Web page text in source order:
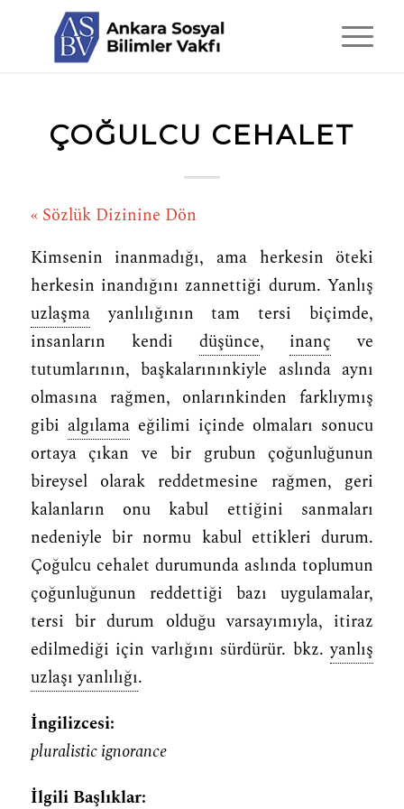
ÇOĞULCU CEHALET
« Sözlük Dizinine Dön
Kimsenin inanmadığı, ama herkesin öteki
herkesin inandığını zannettiği durum. Yanlış
uzlaşmayanlılığının tam tersi biçimde,
insanların kendi düşünce, inanç ve
tutumlarının, başkalarınınkiyle aslında aynı
olmasına rağmen, onlarınkinden farklıymış
gibi algılamaeğilimi içinde olmaları sonucu
ortaya çıkan ve bir grubun çoğunluğunun
bireysel olarak reddetmesine rağmen, geri
kalanların onu kabul ettiğini sanmaları
nedeniyle bir normu kabul ettikleri durum.
Çoğulcu cehalet durumunda aslında toplumun
çoğunluğunun reddettiği bazı uygulamalar,
tersi bir durum olduğu varsayımıyla, itiraz
edilmediği için varlığını sürdürür. bkz.yanlış
uzlaşı yanlılığı.
İngilizcesi:
pluralistic ignorance
İlgili Başlıklar: